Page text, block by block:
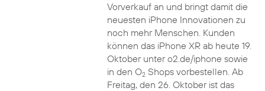
Vorverkauf an und bringt damit die
neuesten iPhone Innovationen zu
noch mehr Menschen. Kunden
können das iPhone XR ab heute 19.
Oktober unter o2.de/iphone sowie
in den O2Shops vorbestellen. Ab
Freitag, den 26. Oktober ist das